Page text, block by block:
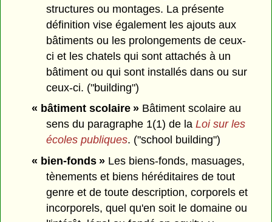
structures ou montages. La présente
définition vise également les ajouts aux
bâtiments ou les prolongements de ceux-
ci et les chatels qui sont attachés à un
bâtiment ou qui sont installés dans ou sur
ceux-ci. ("building")
« bâtiment scolaire »Bâtiment scolaire au
sens du paragraphe 1(1) de laLoi sur les
écoles publiques. ("school building")
« bien-fonds »Les biens-fonds, masuages,
tènements et biens héréditaires de tout
genre et de toute description, corporels et
incorporels, quel qu'en soit le domaine ou